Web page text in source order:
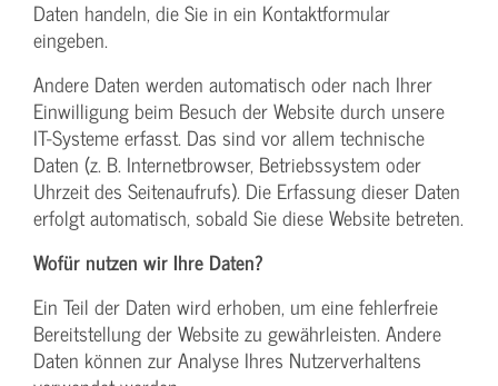
Daten handeln, die Sie in ein Kontaktformular
eingeben.
Andere Daten werden automatisch oder nach Ihrer
Einwilligung beim Besuch der Website durch unsere
IT-Systeme erfasst. Das sind vor allem technische
Daten (z. B. Internetbrowser, Betriebssystem oder
Uhrzeit des Seitenaufrufs). Die Erfassung dieser Daten
erfolgt automatisch, sobald Sie diese Website betreten.
Wofür nutzen wir Ihre Daten?
Ein Teil der Daten wird erhoben, um eine fehlerfreie
Bereitstellung der Website zu gewährleisten. Andere
Daten können zur Analyse Ihres Nutzerverhaltens